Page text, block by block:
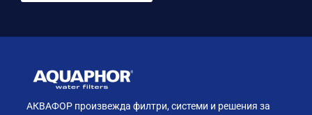
АКВАФОР произвежда филтри, системи и решения за